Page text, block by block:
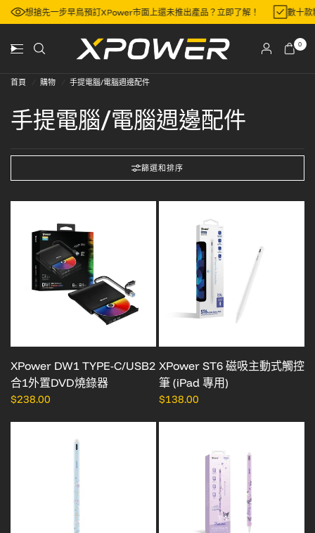
想搶先一步早鳥預訂XPower市面上還未推出產品？立即了解！ 數十
0
首頁 購物 手提電腦/電腦週邊配件
手提電腦/電腦週邊配件
篩選和排序
XPower DW1 TYPE-C/USB2
合1外置DVD燒錄器
$238.00
XPower ST6 磁吸主動式觸控
筆 (iPad 專用)
$138.00